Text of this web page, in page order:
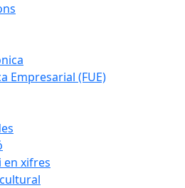
Empresarial (FUE)
en xifres